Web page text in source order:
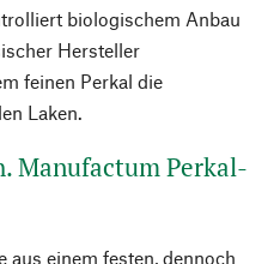
biologischem Anbau
Hersteller
feinen Perkal die
Laken.
Manufactum Perkal-
aus einem festen, dennoch